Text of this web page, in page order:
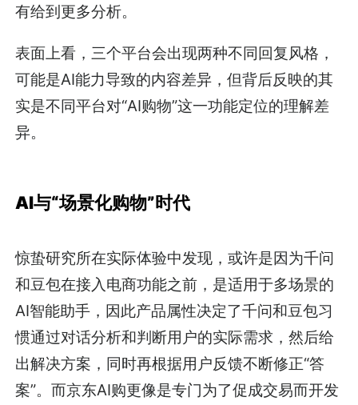
有给到更多分析。
表面上看，三个平台会出现两种不同回复风格，
可能是AI能力导致的内容差异，但背后反映的其
实是不同平台对“AI购物”这一功能定位的理解差
异。
AI与“场景化购物”时代
惊蛰研究所在实际体验中发现，或许是因为千问
和豆包在接入电商功能之前，是适用于多场景的
AI智能助手，因此产品属性决定了千问和豆包习
惯通过对话分析和判断用户的实际需求，然后给
出解决方案，同时再根据用户反馈不断修正“答
案”。而京东AI购更像是专门为了促成交易而开发